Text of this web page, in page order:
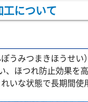
について
うみつまきほうせい
、ほつれ防止効果を
いな状態で長期間使